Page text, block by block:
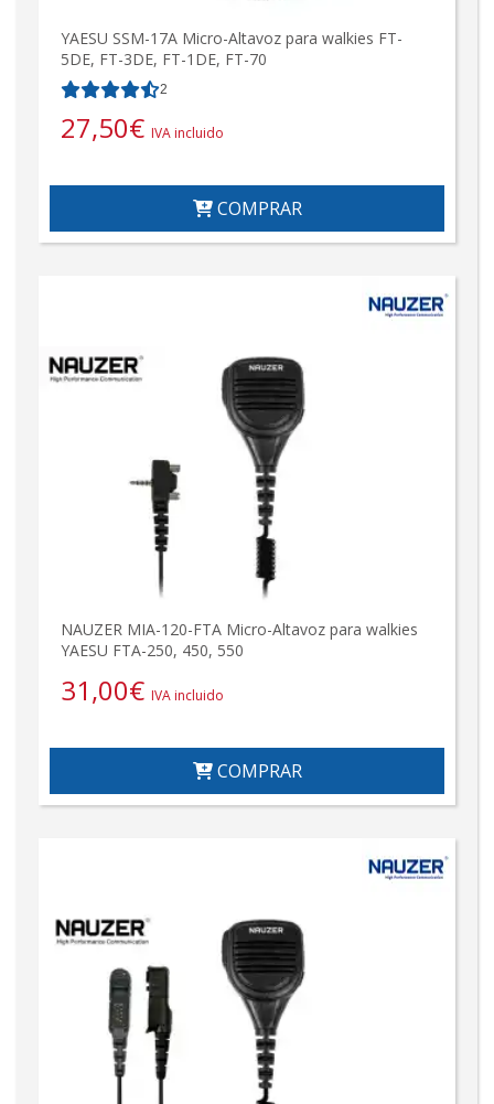
YAESU SSM-17A Micro-Altavoz para walkies FT-
5DE, FT-3DE, FT-1DE, FT-70
2
27,50€ IVA incluido
COMPRAR
NAUZER MIA-120-FTA Micro-Altavoz para walkies
YAESU FTA-250, 450, 550
31,00€ IVA incluido
COMPRAR